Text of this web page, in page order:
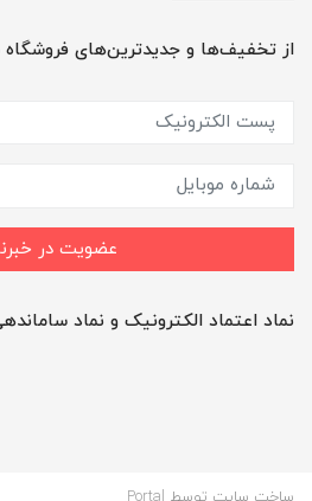
از تخفیف‌ها و جدیدترین‌های فروشگاه
عضویت در
نماد اعتماد الکترونیک و نماد